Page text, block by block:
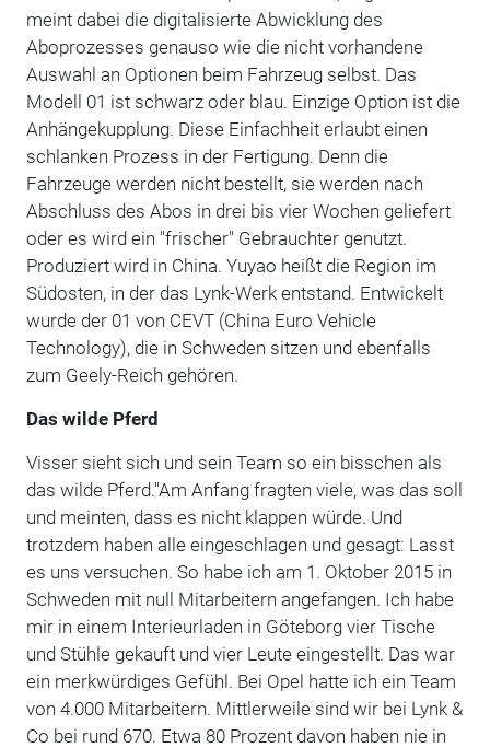
meint dabei die digitalisierte Abwicklung des
Aboprozesses genauso wie die nicht vorhandene
Auswahl an Optionen beim Fahrzeug selbst. Das
Modell 01 ist schwarz oder blau. Einzige Option ist die
Anhängekupplung. Diese Einfachheit erlaubt einen
schlanken Prozess in der Fertigung. Denn die
Fahrzeuge werden nicht bestellt, sie werden nach
Abschluss des Abos in drei bis vier Wochen geliefert
oder es wird ein "frischer" Gebrauchter genutzt.
Produziert wird in China. Yuyao heißt die Region im
Südosten, in der das Lynk-Werk entstand. Entwickelt
wurde der 01 von CEVT (China Euro Vehicle
Technology), die in Schweden sitzen und ebenfalls
zum Geely-Reich gehören.
Das wilde Pferd
Visser sieht sich und sein Team so ein bisschen als
das wilde Pferd."Am Anfang fragten viele, was das soll
und meinten, dass es nicht klappen würde. Und
trotzdem haben alle eingeschlagen und gesagt: Lasst
es uns versuchen. So habe ich am 1. Oktober 2015 in
Schweden mit null Mitarbeitern angefangen. Ich habe
mir in einem Interieurladen in Göteborg vier Tische
und Stühle gekauft und vier Leute eingestellt. Das war
ein merkwürdiges Gefühl. Bei Opel hatte ich ein Team
von 4.000 Mitarbeitern. Mittlerweile sind wir bei Lynk &
Co bei rund 670. Etwa 80 Prozent davon haben nie in